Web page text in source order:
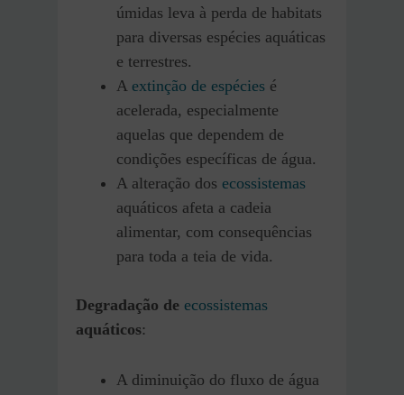
úmidas leva à perda de habitats
para diversas espécies aquáticas
e terrestres.
A extinção de espécies é
acelerada, especialmente
aquelas que dependem de
condições específicas de água.
A alteração dos ecossistemas
aquáticos afeta a cadeia
alimentar, com consequências
para toda a teia de vida.
Degradação de ecossistemas
aquáticos:
A diminuição do fluxo de água